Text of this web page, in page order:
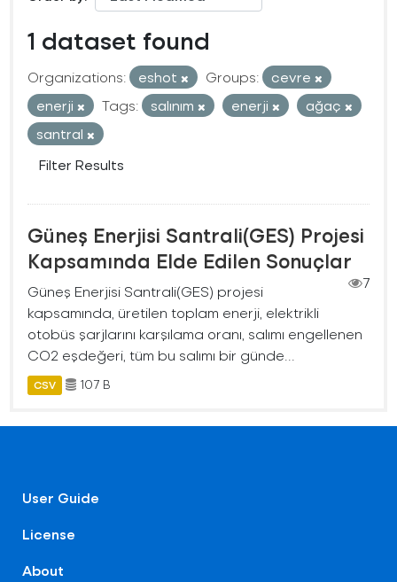
1 dataset found
Organizations: eshot Groups:
cevre
enerji
Tags: salınım enerji
ağaç
santral
Filter Results
Güneş Enerjisi Santrali(GES) Projesi
Kapsamında Elde Edilen Sonuçlar
7
Güneş Enerjisi Santrali(GES) projesi
kapsamında, üretilen toplam enerji, elektrikli
otobüs şarjlarını karşılama oranı, salımı engellenen
CO2 eşdeğeri, tüm bu salımı bir günde...
CSV 107 B
User Guide
License
About